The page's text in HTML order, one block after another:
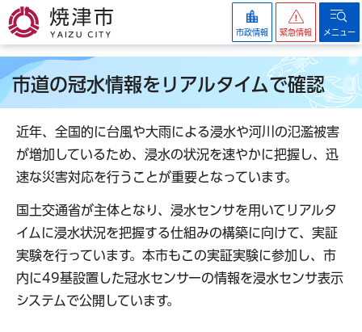
焼津市
市政情報 緊急情報 メニュー
市道の冠水情報をリアルタイムで確認
近年、全国的に台風や大雨による浸水や河川の氾濫被害
が増加しているため、浸水の状況を速やかに把握し、迅
速な災害対応を行うことが重要となっています。
国土交通省が主体となり、浸水センサを用いてリアルタ
イムに浸水状況を把握する仕組みの構築に向けて、実証
実験を行っています。本市もこの実証実験に参加し、市
内に49基設置した冠水センサーの情報を浸水センサ表示
システムで公開しています。